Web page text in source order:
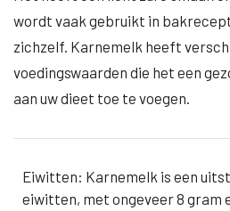
wordt vaak gebruikt in
zichzelf. Karnemelk heeft
voedingswaarden die het een
aan uw dieet toe te voegen.
Eiwitten: Karnemelk is een
eiwitten, met ongeveer 8 gram